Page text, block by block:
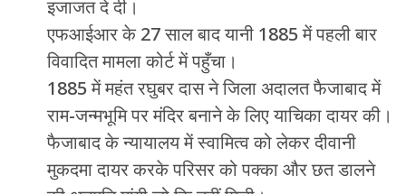
इजाजत दे दी।
एफआईआर के 27 साल बाद यानी 1885 में पहली बार
विवादित मामला कोर्ट में पहुँचा।
1885 में महंत रघुबर दास ने जिला अदालत फैजाबाद में
राम-जन्मभूमि पर मंदिर बनाने के लिए याचिका दायर की।
फैजाबाद के न्यायालय में स्वामित्व को लेकर दीवानी
मुकदमा दायर करके परिसर को पक्का और छत डालने